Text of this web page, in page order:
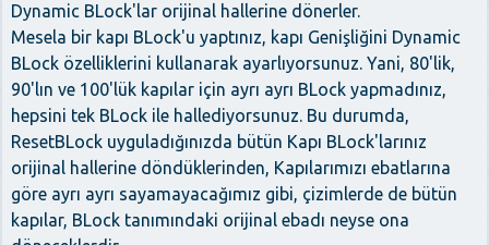
Dynamic BLock'lar orijinal hallerine dönerler.
Mesela bir kapı BLock'u yaptınız, kapı Genişliğini Dynamic
BLock özelliklerini kullanarak ayarlıyorsunuz. Yani, 80'lik,
90'lın ve 100'lük kapılar için ayrı ayrı BLock yapmadınız,
hepsini tek BLock ile hallediyorsunuz. Bu durumda,
ResetBLock uyguladığınızda bütün Kapı BLock'larınız
orijinal hallerine döndüklerinden, Kapılarımızı ebatlarına
göre ayrı ayrı sayamayacağımız gibi, çizimlerde de bütün
kapılar, BLock tanımındaki orijinal ebadı neyse ona